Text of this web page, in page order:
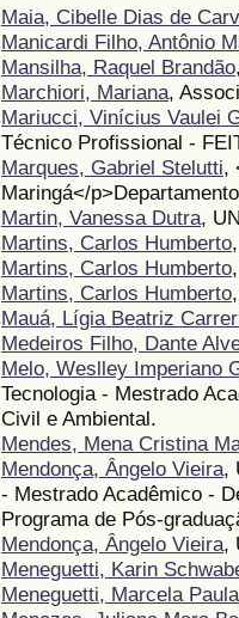
Maia, Cibelle Dias de
Manicardi Filho, Antônio
Mansilha, Raquel Brandão
Marchiori, Mariana,
Mariucci, Vinícius Vaulei
Técnico Profissional -
Marques, Gabriel Stelutti,
Maringá</
Martin, Vanessa Dutra,
Martins, Carlos Humberto
Martins, Carlos Humberto
Martins, Carlos Humberto
Mauá, Lígia Beatriz
Medeiros Filho, Dante
Melo, Weslley Imperiano
Tecnologia - Mestrado
Civil e Ambiental.
Mendes, Mena Cristina
Mendonça, Ângelo Vieira,
- Mestrado Acadêmico -
Programa de Pós-
Mendonça, Ângelo Vieira,
Meneguetti, Karin
Meneguetti, Marcela